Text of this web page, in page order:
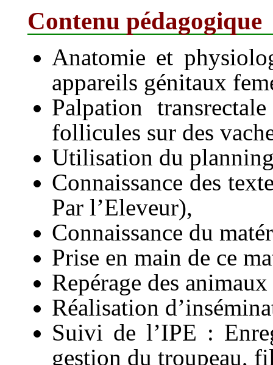
Contenu pédagogique
Anatomie et
appareils génitaux
Palpation
follicules sur des
Utilisation du
Connaissance des
Par l’Eleveur),
Connaissance du
Prise en main de ce
Repérage des
Réalisation
Suivi de l’IPE :
gestion du troupeau,